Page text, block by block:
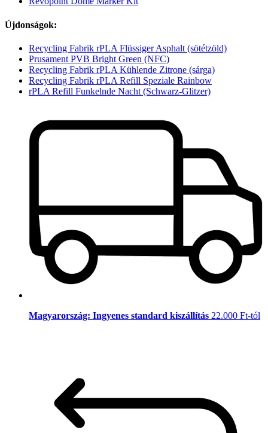
Újdonságok:
Recycling Fabrik rPLA Flüssiger Asphalt (sötétzöld)
Prusament PVB Bright Green (NFC)
Recycling Fabrik rPLA Kühlende Zitrone (sárga)
Recycling Fabrik rPLA Refill Speziale Rainbow
rPLA Refill Funkelnde Nacht (Schwarz-Glitzer)
Magyarország: Ingyenes standard kiszállítás 22.000 Ft-tól